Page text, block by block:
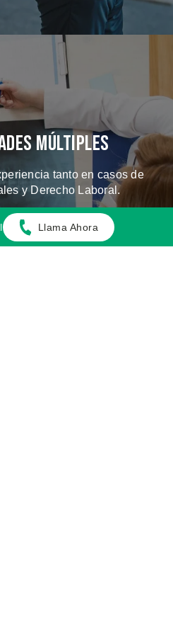
Múltiples
tanto en casos de
y Derecho Laboral.
CASOS QUE
Llama Ahora